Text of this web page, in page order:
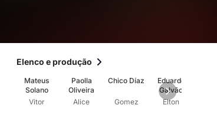
Elenco e produção
Mateus
Solano
Vitor
Paolla
Oliveira
Alice
Chico Díaz
Gomez
Eduardo
Galvão
Elton